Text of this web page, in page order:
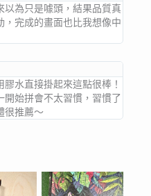
以為只是噱頭，結果品質真
，完成的畫面也比我想像中
水直接掛起來這點很棒！
始拼會不太習慣，習慣了
很推薦～